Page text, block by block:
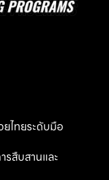
ไทยระดับมือ
สืบสานและ